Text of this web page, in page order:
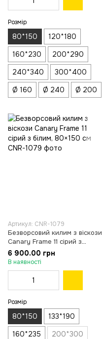
Розмір
80*150
120*180
160*230
200*290
240*340
300*400
Ø 160
Ø 240 Ø 200
Артикул: CNR-1079
Безворсовий килим з віскози
Canary Frame 11 сірий з
білим, 80×150 см
6 900.00 грн
В наявності
Розмір
80*150
133*190
160*235
200*300